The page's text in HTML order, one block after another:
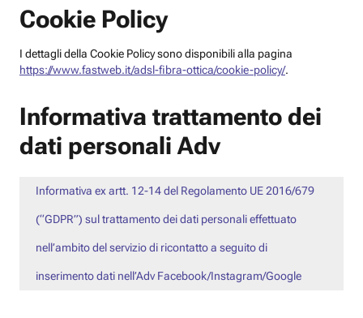
Cookie Policy
I dettagli della Cookie Policy sono disponibili alla pagina
https://www.fastweb.it/adsl-fibra-ottica/cookie-policy/.
Informativa trattamento dei
dati personali Adv
Informativa ex artt. 12-14 del Regolamento UE 2016/679
(“GDPR”) sul trattamento dei dati personali effettuato
nell’ambito del servizio di ricontatto a seguito di
inserimento dati nell’Adv Facebook/Instagram/Google